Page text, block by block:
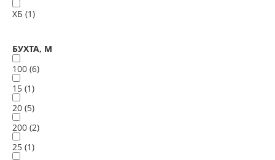
ХБ (1)
БУХТА, М
100 (6)
15 (1)
20 (5)
200 (2)
25 (1)